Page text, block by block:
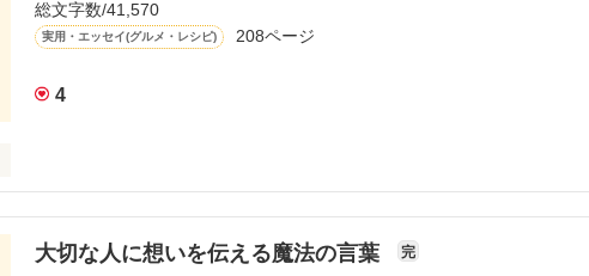
体験をもとに綴ったフィクションです。
作品を読む
総文字数/41,570
実用・エッセイ(グルメ・レシピ) 208ページ
4
さんがオススメの料理を
大切な人に想いを伝える魔法の言葉 完